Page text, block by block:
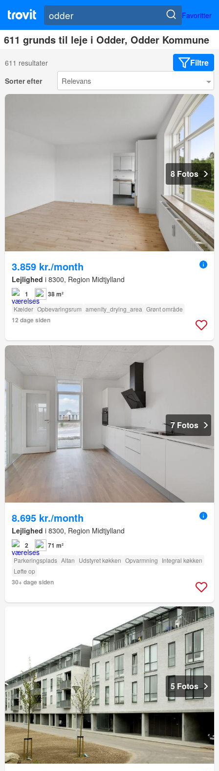
Favoritter
611 grunds til leje i Odder, Odder Kommune
611 resultater Filtre
Sorter efter
8 Fotos
3.859 kr./month
Lejlighed i 8300, Region Midtjylland
1 38 m²
Kælder Opbevaringsrum amenity_drying_area Grønt område
12 dage siden
7 Fotos
8.695 kr./month
Lejlighed i 8300, Region Midtjylland
2 71 m²
Parkeringsplads Altan Udstyret køkken Opvarmning Integral køkken
Løfte op
30+ dage siden
5 Fotos